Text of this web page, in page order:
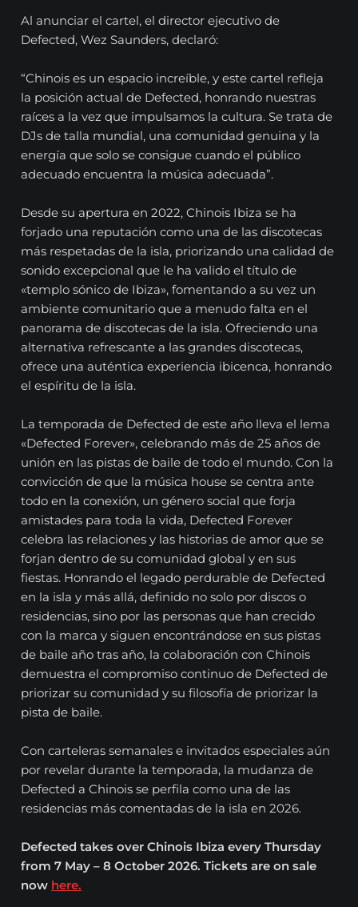
Al anunciar el cartel, el director ejecutivo de
Defected, Wez Saunders, declaró:
“Chinois es un espacio increíble, y este cartel refleja
la posición actual de Defected, honrando nuestras
raíces a la vez que impulsamos la cultura. Se trata de
DJs de talla mundial, una comunidad genuina y la
energía que solo se consigue cuando el público
adecuado encuentra la música adecuada”.
Desde su apertura en 2022, Chinois Ibiza se ha
forjado una reputación como una de las discotecas
más respetadas de la isla, priorizando una calidad de
sonido excepcional que le ha valido el título de
«templo sónico de Ibiza», fomentando a su vez un
ambiente comunitario que a menudo falta en el
panorama de discotecas de la isla. Ofreciendo una
alternativa refrescante a las grandes discotecas,
ofrece una auténtica experiencia ibicenca, honrando
el espíritu de la isla.
La temporada de Defected de este año lleva el lema
«Defected Forever», celebrando más de 25 años de
unión en las pistas de baile de todo el mundo. Con la
convicción de que la música house se centra ante
todo en la conexión, un género social que forja
amistades para toda la vida, Defected Forever
celebra las relaciones y las historias de amor que se
forjan dentro de su comunidad global y en sus
fiestas. Honrando el legado perdurable de Defected
en la isla y más allá, definido no solo por discos o
residencias, sino por las personas que han crecido
con la marca y siguen encontrándose en sus pistas
de baile año tras año, la colaboración con Chinois
demuestra el compromiso continuo de Defected de
priorizar su comunidad y su filosofía de priorizar la
pista de baile.
Con carteleras semanales e invitados especiales aún
por revelar durante la temporada, la mudanza de
Defected a Chinois se perfila como una de las
residencias más comentadas de la isla en 2026.
Defected takes over Chinois Ibiza every Thursday
from 7 May – 8 October 2026. Tickets are on sale
now here.